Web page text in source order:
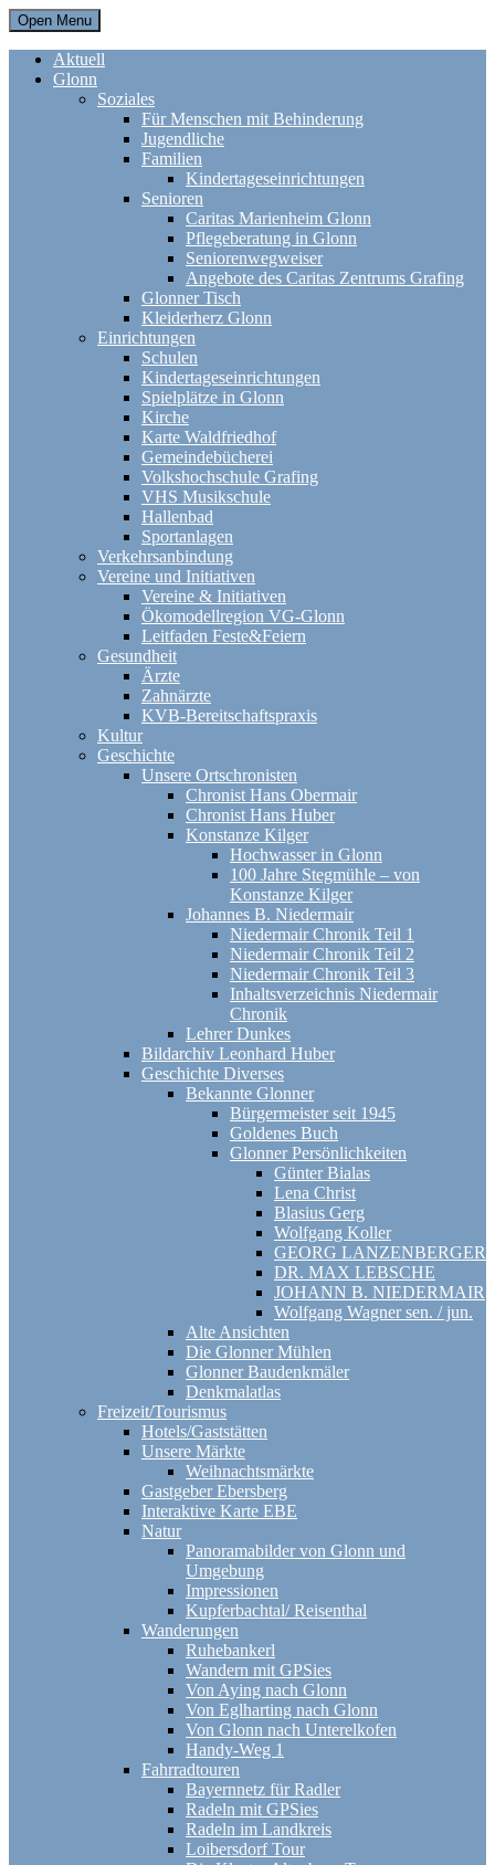
Open Menu
Aktuell
Glonn
Soziales
Für Menschen mit Behinderung
Jugendliche
Familien
Kindertageseinrichtungen
Senioren
Caritas Marienheim Glonn
Pflegeberatung in Glonn
Seniorenwegweiser
Angebote des Caritas Zentrums Grafing
Glonner Tisch
Kleiderherz Glonn
Einrichtungen
Schulen
Kindertageseinrichtungen
Spielplätze in Glonn
Kirche
Karte Waldfriedhof
Gemeindebücherei
Volkshochschule Grafing
VHS Musikschule
Hallenbad
Sportanlagen
Verkehrsanbindung
Vereine und Initiativen
Vereine & Initiativen
Ökomodellregion VG-Glonn
Leitfaden Feste&Feiern
Gesundheit
Ärzte
Zahnärzte
KVB-Bereitschaftspraxis
Kultur
Geschichte
Unsere Ortschronisten
Chronist Hans Obermair
Chronist Hans Huber
Konstanze Kilger
Hochwasser in Glonn
100 Jahre Stegmühle – von
Konstanze Kilger
Johannes B. Niedermair
Niedermair Chronik Teil 1
Niedermair Chronik Teil 2
Niedermair Chronik Teil 3
Inhaltsverzeichnis Niedermair
Chronik
Lehrer Dunkes
Bildarchiv Leonhard Huber
Geschichte Diverses
Bekannte Glonner
Bürgermeister seit 1945
Goldenes Buch
Glonner Persönlichkeiten
Günter Bialas
Lena Christ
Blasius Gerg
Wolfgang Koller
GEORG LANZENBERGER
DR. MAX LEBSCHE
JOHANN B. NIEDERMAIR
Wolfgang Wagner sen. / jun.
Alte Ansichten
Die Glonner Mühlen
Glonner Baudenkmäler
Denkmalatlas
Freizeit/Tourismus
Hotels/Gaststätten
Unsere Märkte
Weihnachtsmärkte
Gastgeber Ebersberg
Interaktive Karte EBE
Natur
Panoramabilder von Glonn und
Umgebung
Impressionen
Kupferbachtal/ Reisenthal
Wanderungen
Ruhebankerl
Wandern mit GPSies
Von Aying nach Glonn
Von Eglharting nach Glonn
Von Glonn nach Unterelkofen
Handy-Weg 1
Fahrradtouren
Bayernnetz für Radler
Radeln mit GPSies
Radeln im Landkreis
Loibersdorf Tour